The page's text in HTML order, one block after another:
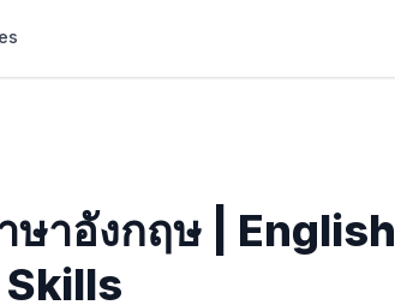
ษาอังกฤษ | English